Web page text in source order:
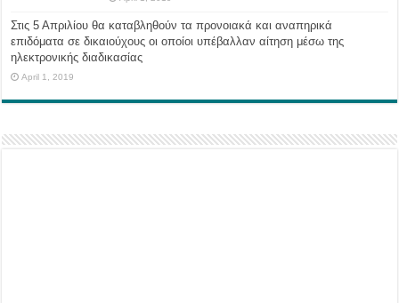
Στις 5 Απριλίου θα καταβληθούν τα προνοιακά και αναπηρικά
επιδόματα σε δικαιούχους οι οποίοι υπέβαλλαν αίτηση μέσω της
ηλεκτρονικής διαδικασίας
April 1, 2019